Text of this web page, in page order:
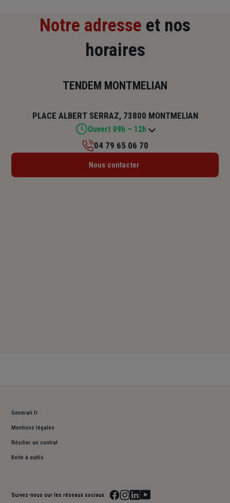
Notre adresse et nos
horaires
TENDEM MONTMELIAN
PLACE ALBERT SERRAZ, 73800 MONTMELIAN
Ouvert 09h – 12h
Lundi : Fermé
04 79 65 06 70
Nous contacter
Generali.fr
Mentions légales
Résilier un contrat
Boite à outils
Suivez-nous sur les réseaux sociaux